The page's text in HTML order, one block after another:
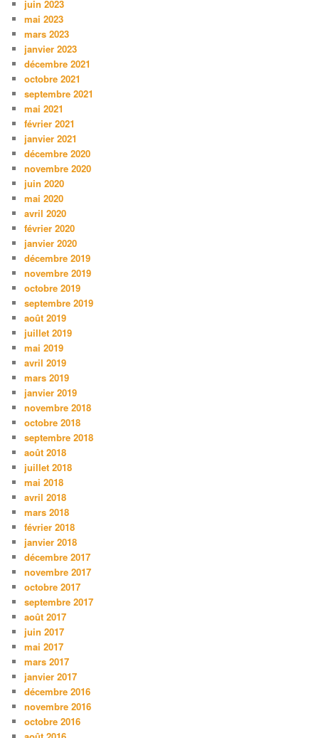
juin 2023
mai 2023
mars 2023
janvier 2023
décembre 2021
octobre 2021
septembre 2021
mai 2021
février 2021
janvier 2021
décembre 2020
novembre 2020
juin 2020
mai 2020
avril 2020
février 2020
janvier 2020
décembre 2019
novembre 2019
octobre 2019
septembre 2019
août 2019
juillet 2019
mai 2019
avril 2019
mars 2019
janvier 2019
novembre 2018
octobre 2018
septembre 2018
août 2018
juillet 2018
mai 2018
avril 2018
mars 2018
février 2018
janvier 2018
décembre 2017
novembre 2017
octobre 2017
septembre 2017
août 2017
juin 2017
mai 2017
mars 2017
janvier 2017
décembre 2016
novembre 2016
octobre 2016